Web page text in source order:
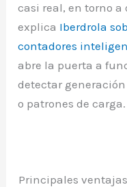
casi real, en torno a
explica Iberdrola
contadores
abre la puerta a
detectar
o patrones de carga.
Principales